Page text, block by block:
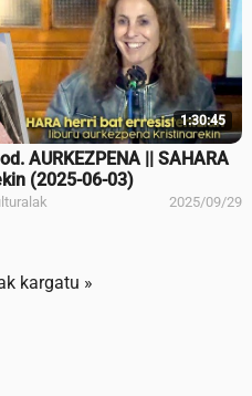
1:30:45
AURKEZPENA || SAHARA
(2025-06-03)
2025/09/29
kargatu »